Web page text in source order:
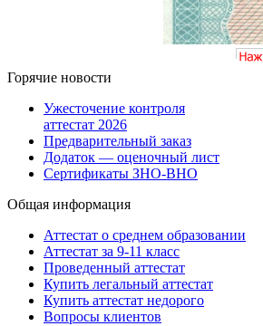
Горячие новости
Ужесточение контроля
аттестат 2026
Предварительный заказ
Додаток — оценочный лист
Сертификаты ЗНО-ВНО
Общая информация
Аттестат о среднем образовании
Аттестат за 9-11 класс
Проведенный аттестат
Купить легальный аттестат
Купить аттестат недорого
Вопросы клиентов